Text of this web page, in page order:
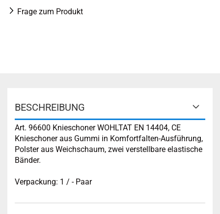
Frage zum Produkt
BESCHREIBUNG
Art. 96600 Knieschoner WOHLTAT EN 14404, CE
Knieschoner aus Gummi in Komfortfalten-Ausführung,
Polster aus Weichschaum, zwei verstellbare elastische
Bänder.
Verpackung: 1 / - Paar